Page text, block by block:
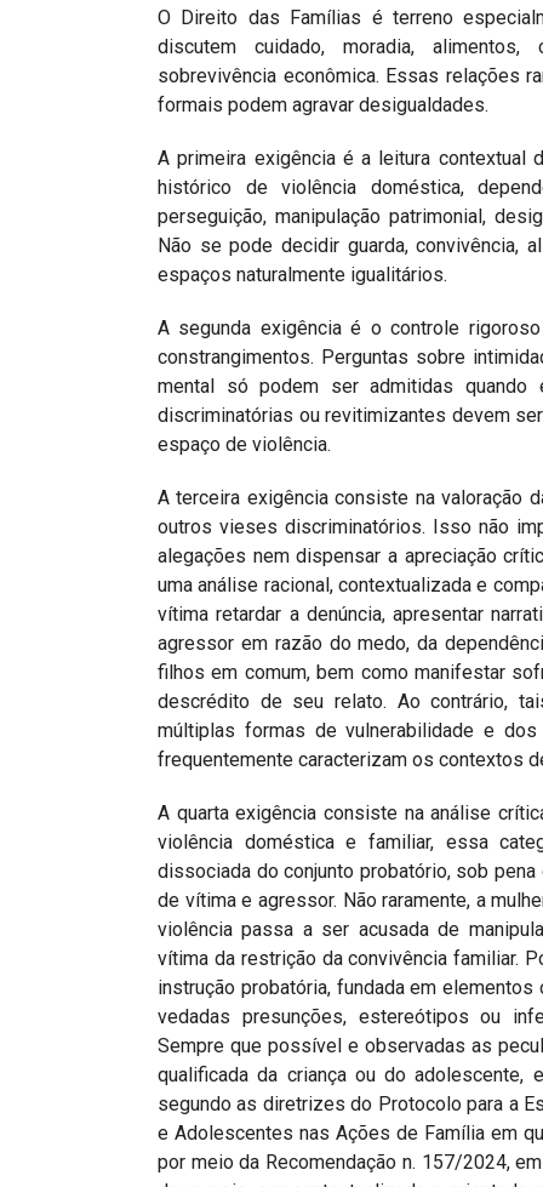
O Direito das Famílias é terreno
discutem cuidado, moradia,
sobrevivência econômica. Essas relações
formais podem agravar desigualdades.
A primeira exigência é a leitura
histórico de violência doméstica,
perseguição, manipulação patrimonial,
Não se pode decidir guarda, convivência,
espaços naturalmente igualitários.
A segunda exigência é o controle
constrangimentos. Perguntas sobre
mental só podem ser admitidas quando
discriminatórias ou revitimizantes devem
espaço de violência.
A terceira exigência consiste na valoração
outros vieses discriminatórios. Isso não
alegações nem dispensar a apreciação
uma análise racional, contextualizada e
vítima retardar a denúncia, apresentar
agressor em razão do medo, da
filhos em comum, bem como manifestar
descrédito de seu relato. Ao contrário,
múltiplas formas de vulnerabilidade e
frequentemente caracterizam os contextos
A quarta exigência consiste na análise
violência doméstica e familiar, essa
dissociada do conjunto probatório, sob
de vítima e agressor. Não raramente, a
violência passa a ser acusada de
vítima da restrição da convivência familiar.
instrução probatória, fundada em
vedadas presunções, estereótipos ou
Sempre que possível e observadas as
qualificada da criança ou do adolescente,
segundo as diretrizes do Protocolo para a
e Adolescentes nas Ações de Família em
por meio da Recomendação n. 157/2024,